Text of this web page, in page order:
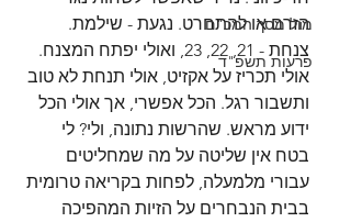
מול מסך המכ"ם
פרעות תשפ"ד
הזרם או להתחרט. נגעת - שילמת.
צנחת - 21, 22, 23, ואולי יפתח המצנח.
אולי תכריז על אקזיט, אולי תנחת לא טוב
ותשבור רגל. הכל אפשרי, אך אולי הכל
ידוע מראש. שהרשות נתונה, ולי? לי
בטח אין שליטה על מה שמחליטים
עבורי מלמעלה, לפחות בקריאה טרומית
בבית הנבחרים על הזיות המהפיכה